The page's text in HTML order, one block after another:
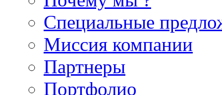
Специальные
Миссия компании
Партнеры
Портфолио